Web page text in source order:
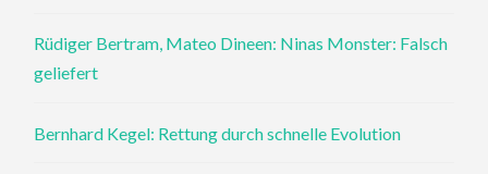
Rüdiger Bertram, Mateo Dineen: Ninas Monster: Falsch
geliefert
Bernhard Kegel: Rettung durch schnelle Evolution